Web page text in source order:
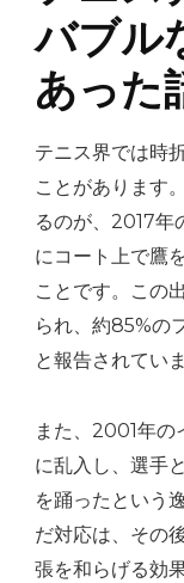
バブル
あった
テニス界では時
ことがあります
るのが、2017年
にコート上で鷹
ことです。この
られ、約85%の
と報告されていま
また、2001年の
に乱入し、選手
を踊ったという
だ対応は、その
張を和らげる効